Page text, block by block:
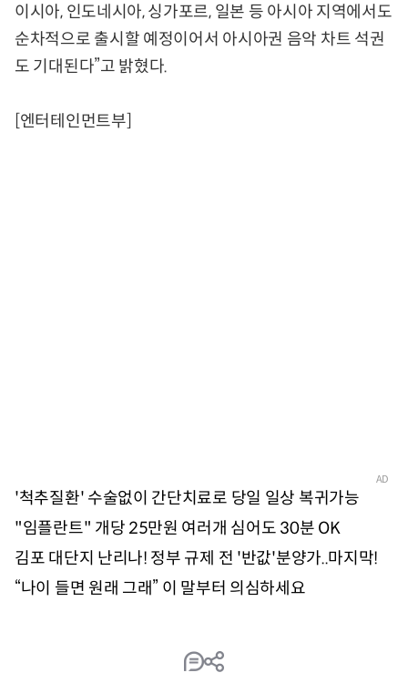
이시아, 인도네시아, 싱가포르, 일본 등 아시아 지역에서도
순차적으로 출시할 예정이어서 아시아권 음악 차트 석권
도 기대된다”고 밝혔다.
[엔터테인먼트부]